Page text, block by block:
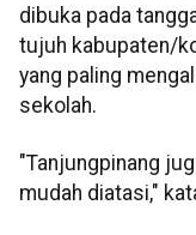
dibuka pada
tujuh kabupaten/
yang paling
sekolah.
"Tanjungpinang
mudah diatasi,"